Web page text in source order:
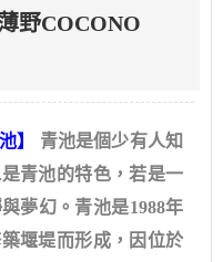
野COCONO
】
青池是個少有人知
青池的特色，若是一
夢幻。青池是1988年
堰堤而形成，因位於